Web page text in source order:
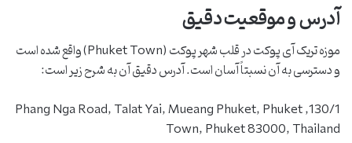
آدرس و موقعیت دقیق
موزه تریک آی پوکت در قلب شهر پوکت (Phuket Town) واقع شده است
و دسترسی به آن نسبتاً آسان است. آدرس دقیق آن به شرح زیر است:
130/1, Phang Nga Road, Talat Yai, Mueang Phuket, Phuket
Town, Phuket 83000, Thailand